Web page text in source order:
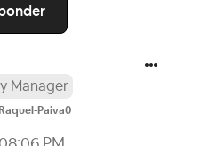
Manager
Raquel-Paiva0